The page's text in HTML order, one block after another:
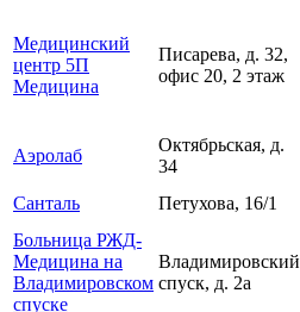
Медицинский
центр 5П
Медицина
Писарева, д. 32,
офис 20, 2 этаж
Аэролаб
Октябрьская, д.
34
Санталь
Петухова, 16/1
Больница РЖД-
Медицина на
Владимировском
спуске
Владимировский
спуск, д. 2а